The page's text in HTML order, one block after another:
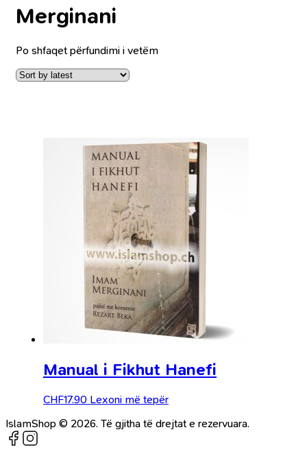
Merginani
Po shfaqet përfundimi i vetëm
Manual i Fikhut Hanefi
CHF17.90 Lexoni më tepër
IslamShop © 2026. Të gjitha të drejtat e rezervuara.